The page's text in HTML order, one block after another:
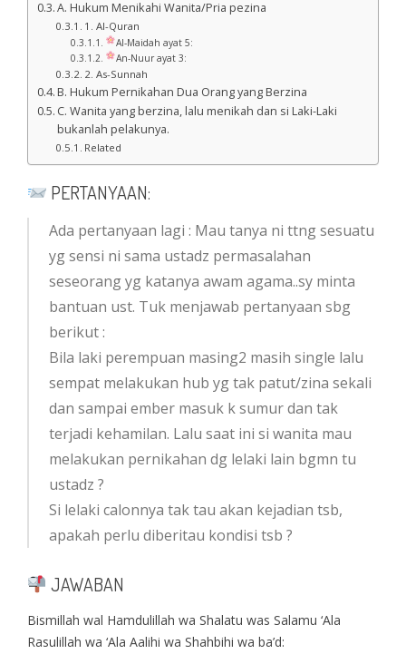
A. Hukum Menikahi Wanita/Pria pezina
1. Al-Quran
Al-Maidah ayat 5:
An-Nuur ayat 3:
2. As-Sunnah
B. Hukum Pernikahan Dua Orang yang Berzina
C. Wanita yang berzina, lalu menikah dan si Laki-Laki
bukanlah pelakunya.
Related
PERTANYAAN:
Ada pertanyaan lagi : Mau tanya ni ttng sesuatu
yg sensi ni sama ustadz permasalahan
seseorang yg katanya awam agama..sy minta
bantuan ust. Tuk menjawab pertanyaan sbg
berikut :
Bila laki perempuan masing2 masih single lalu
sempat melakukan hub yg tak patut/zina sekali
dan sampai ember masuk k sumur dan tak
terjadi kehamilan. Lalu saat ini si wanita mau
melakukan pernikahan dg lelaki lain bgmn tu
ustadz ?
Si lelaki calonnya tak tau akan kejadian tsb,
apakah perlu diberitau kondisi tsb ?
JAWABAN
Bismillah wal Hamdulillah wa Shalatu was Salamu ‘Ala
Rasulillah wa ‘Ala Aalihi wa Shahbihi wa ba’d: